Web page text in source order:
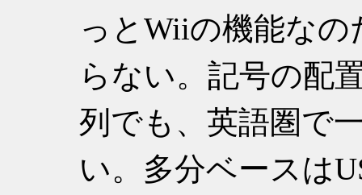
っとWiiの機能な
らない。記号の配
列でも、英語圏で
い。多分ベースは